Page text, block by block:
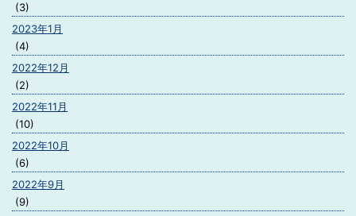
(3)
2023年1月
(4)
2022年12月
(2)
2022年11月
(10)
2022年10月
(6)
2022年9月
(9)